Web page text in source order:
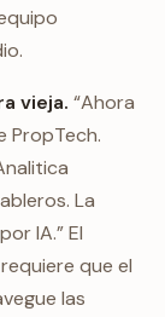
vieja. “Ahora
PropTech.
La
IA.” El
que el
las